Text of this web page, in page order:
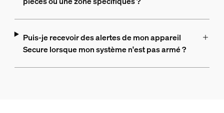
Puis-je recevoir des alertes de mon appareil
Secure lorsque mon système n'est pas armé ?